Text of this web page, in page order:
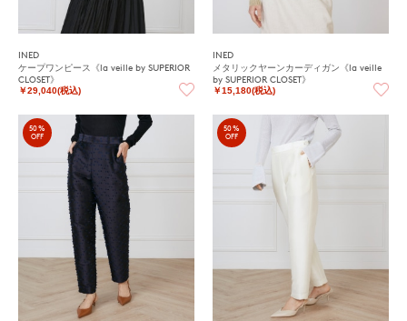
INED
ケープワンピース《la veille by SUPERIOR
CLOSET》
￥29,040(税込)
INED
メタリックヤーンカーディガン《la veille
by SUPERIOR CLOSET》
￥15,180(税込)
50%
OFF
50%
OFF